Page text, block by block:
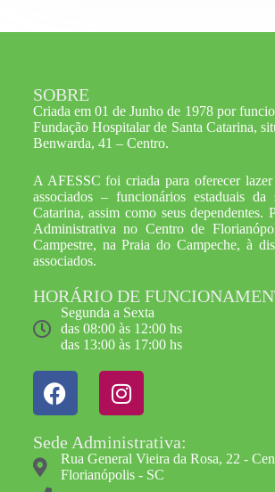
SOBRE
Criada em 01 de Junho de 1978 por
Fundação Hospitalar de Santa Catarina,
Benwarda, 41 – Centro.
A AFESSC foi criada para oferecer lazer
associados – funcionários estaduais da
Catarina, assim como seus dependentes.
Administrativa no Centro de
Campestre, na Praia do Campeche, à
associados.
HORÁRIO DE
Segunda a Sexta
das 08:00 às 12:00 hs
das 13:00 às 17:00 hs
Sede Administrativa:
Rua General Vieira da Rosa, 22 -
Florianópolis - SC